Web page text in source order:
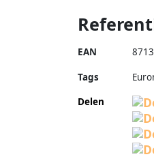
EAN
Tags
Delen